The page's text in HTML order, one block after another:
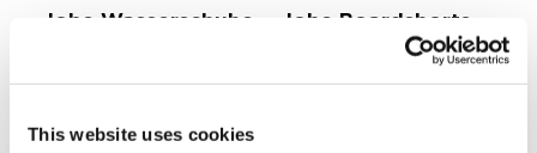
This website uses cookies
Jobe Wasserschuhe
€ 16,99
Jobe Boardshorts
Damen Schwarz